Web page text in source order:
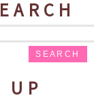
SEARCH
UP